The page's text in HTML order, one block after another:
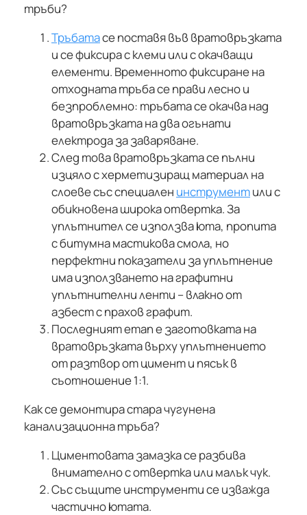
тръби?
Тръбатасе поставя във вратовръзката
и се фиксира с клеми или с окачващи
елементи. Временното фиксиране на
отходната тръба се прави лесно и
безпроблемно: тръбата се окачва над
вратовръзката на два огънати
електрода за заваряване.
След това вратовръзката се пълни
изцяло с херметизиращ материал на
слоеве със специален инструментили с
обикновена широка отвертка. За
уплътнител се използва юта, пропита
с битумна мастикова смола, но
перфектни показатели за уплътнение
има използването на графитни
уплътнителни ленти – влакно от
азбест с прахов графит.
Последният етап е заготовката на
вратовръзката върху уплътнението
от разтвор от цимент и пясък в
съотношение 1:1.
Как се демонтира стара чугунена
канализационна тръба?
Циментовата замазка се разбива
внимателно с отвертка или малък чук.
Със същите инструменти се изважда
частично ютата.